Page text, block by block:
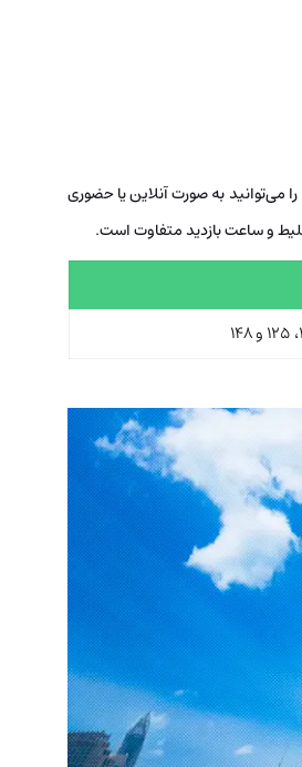
می‌توانید به صورت آنلاین یا حضوری